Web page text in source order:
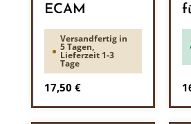
ECAM
Versandfertig in
5 Tagen,
Lieferzeit 1-3
Tage
Regulärer Preis:
17,50 €